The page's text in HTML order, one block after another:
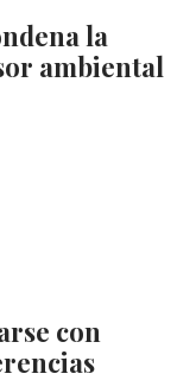
la
ambiental
con